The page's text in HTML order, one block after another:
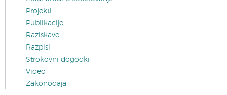
Projekti
Publikacije
Raziskave
Razpisi
Strokovni dogodki
Video
Zakonodaja